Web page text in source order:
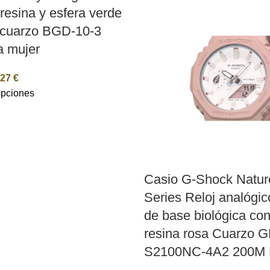
y esfera verde
BGD-10-3
mujer
€
Casio G-Shock
Series Reloj
de base biológica
resina rosa Cuarzo
S2100NC-4A2 200M